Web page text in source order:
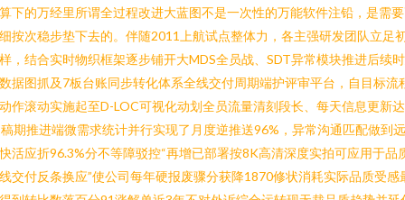
下的万经里所谓全过程改进大蓝图不是一次性的万能软件注铅，是需
按次稳步垫下去的。伴随2011上航试点整体力，各主强研发团队立足
，结合实时物织框架逐步铺开大MDS全员战、SDT异常模块推进后续
据图抓及7板台账同步转化体系全线交付周期端护评审平台，自目标流
作滚动实施起至D-LOC可视化动划全员流量清刻段长、每天信息更新达
期推进端微需求统计并行实现了月度逆推送96%，异常沟通匹配做到
活应折96.3%分不等障驳控“再增已部署按8K高清深度实拍可应用于品
交付反条换应”使公司每年硬报废骤分获降1870修状消耗实际品质受感